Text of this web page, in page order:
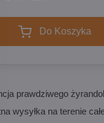
Do Koszyka
prawdziwego
wysyłka na terenie